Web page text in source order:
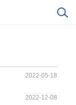
2022-05-18
2022-12-08